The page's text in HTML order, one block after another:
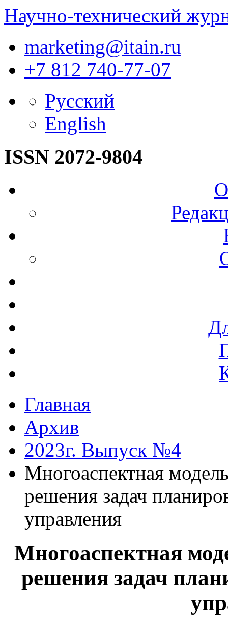
Научно-технический
marketing@itain.ru
+7 812 740-77-07
Русский
English
ISSN 2072-9804
Главная
Архив
2023г. Выпуск №4
Многоаспектная
решения задач
управления
Многоаспектная
решения задач